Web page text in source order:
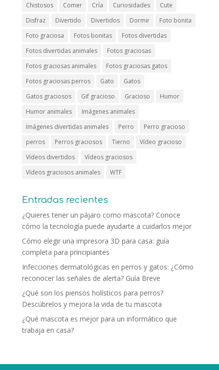
Chistosos
Comer Cría Curiosidades
Cute
Disfraz
Divertido Divertidos Dormir
Foto bonita
Foto graciosa
Fotos bonitas
Fotos divertidas
Fotos divertidas animales
Fotos graciosas
Fotos graciosas animales
Fotos graciosas gatos
Fotos graciosas perros
Gato
Gatos
Gatos graciosos
Gif gracioso Gracioso
Humor
Humor animales
Imágenes animales
Imágenes divertidas animales
Perro
Perro gracioso
perros
Perros graciosos Tierno
Vídeo gracioso
Vídeos divertidos
Vídeos graciosos
Vídeos graciosos animales
WTF
Entradas recientes
¿Quieres tener un pájaro como mascota? Conoce
cómo la tecnología puede ayudarte a cuidarlos mejor
Cómo elegir una impresora 3D para casa: guía
completa para principiantes
Infecciones dermatológicas en perros y gatos: ¿Cómo
reconocer las señales de alerta? Guía Breve
¿Qué son los piensos holísticos para perros?
Descúbrelos y mejora la vida de tu mascota
¿Qué mascota es mejor para un informático que
trabaja en casa?